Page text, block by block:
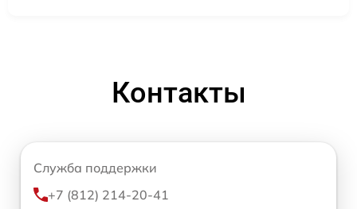
Контакты
Служба поддержки
+7 (812) 214-20-41